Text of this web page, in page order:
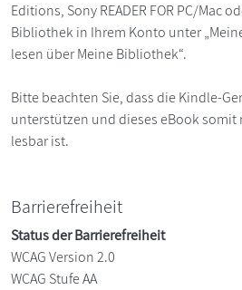
Editions, Sony READER FOR PC/Mac
Bibliothek in Ihrem Konto unter
lesen über Meine Bibliothek“.
Bitte beachten Sie, dass die Kindle-
unterstützen und dieses eBook somit
lesbar ist.
Barrierefreiheit
Status der Barrierefreiheit
WCAG Version 2.0
WCAG Stufe AA